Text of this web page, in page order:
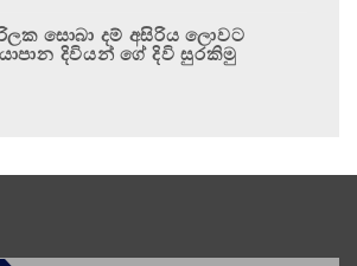
සොබා දම් අසිරිය ලොවට
දිවියන් ගේ දිවි සුරකිමු